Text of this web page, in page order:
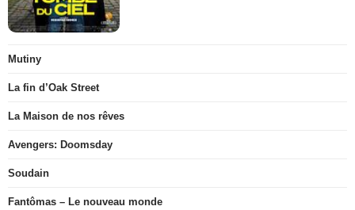
Mutiny
La fin d’Oak Street
La Maison de nos rêves
Avengers: Doomsday
Soudain
Fantômas – Le nouveau monde